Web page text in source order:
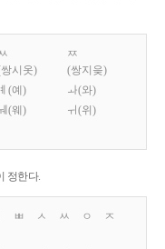
시옷)
ㅉ
(쌍지읒)
ㅖ(예)
ㅘ(와)
(웨)
ㅟ(위)
정한다.
ㅃ ㅅ ㅆ ㅇ
ㅈ